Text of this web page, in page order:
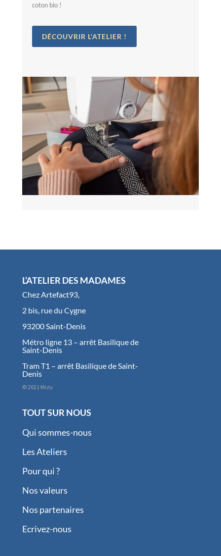
coton bio !
DÉCOUVRIR L'ATELIER !
L’ATELIER DES MADAMES
Chez Artefact93,
2 bis, rue du Cygne
93200 Saint-Denis
Métro ligne 13 – arrêt Basilique de
Saint-Denis
Tram T1 – arrêt Basilique de Saint-
Denis
© 2021 Mizu
TOUT SUR NOUS
Qui sommes-nous
Les Ateliers
Pour qui ?
Nos valeurs
Nos partenaires
Ecrivez-nous